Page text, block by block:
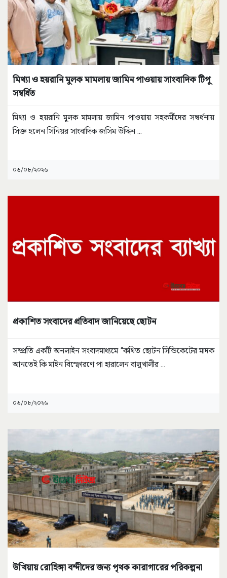
মিথ্যা ও হয়রানি মুলক মামলায় জামিন পাওয়ায় সাংবাদিক টিপু
সম্বর্ধিত
মিথ্যা ও হয়রানি মুলক মামলায় জামিন পাওয়ায় সহকর্মীদের সম্বর্ধনায়
সিক্ত হলেন সিনিয়র সাংবাদিক জসিম উদ্দিন...
০৬/০৮/২০২৬
প্রকাশিত সংবাদের প্রতিবাদ জানিয়েছে ছোটন
সম্প্রতি একটি অনলাইন সংবাদমাধ্যমে “কথিত ছোটন সিন্ডিকেটের মাদক
আনতেই কি মাইন বিস্ফোরণে পা হারালেন বালুখালীর ...
০৬/০৮/২০২৬
উখিয়ায় রোহিঙ্গা বন্দীদের জন্য পৃথক কারাগারের পরিকল্পনা